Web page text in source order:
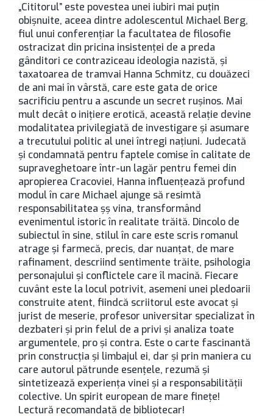
„Cititorul” este povestea unei iubiri mai puțin
obișnuite, aceea dintre adolescentul Michael Berg,
fiul unui conferențiar la facultatea de filosofie
ostracizat din pricina insistenței de a preda
gânditori ce contraziceau ideologia nazistă, și
taxatoarea de tramvai Hanna Schmitz, cu douăzeci
de ani mai în vârstă, care este gata de orice
sacrificiu pentru a ascunde un secret ruşinos. Mai
mult decât o inițiere erotică, această relație devine
modalitatea privilegiată de investigare și asumare
a trecutului politic al unei întregi națiuni. Judecată
și condamnată pentru faptele comise în calitate de
supraveghetoare într-un lagăr pentru femei din
apropierea Cracoviei, Hanna influențează profund
modul în care Michael ajunge să resimtă
responsabilitatea şș vina, transformând
evenimentul istoric în realitate trăită. Dincolo de
subiectul în sine, stilul în care este scris romanul
atrage și farmecă, precis, dar nuanțat, de mare
rafinament, descriind sentimente trăite, psihologia
personajului și conflictele care îl macină. Fiecare
cuvânt este la locul potrivit, asemeni unei pledoarii
construite atent, fiindcă scriitorul este avocat și
jurist de meserie, profesor universitar specializat în
dezbateri și prin felul de a privi și analiza toate
argumentele, pro și contra. Este o carte fascinantă
prin construcția și limbajul ei, dar și prin maniera cu
care autorul pătrunde esențele, rezumă și
sintetizează experiența vinei și a responsabilității
colective. Un spirit european de mare finețe!
Lectură recomandată de bibliotecar!